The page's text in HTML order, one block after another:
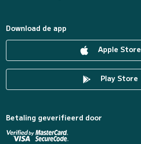
Download de app
Apple Store
Play Store
Betaling geverifieerd door